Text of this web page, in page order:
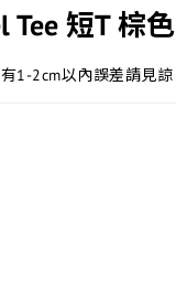
Tee 短T 棕色
1-2cm以內誤差請見諒